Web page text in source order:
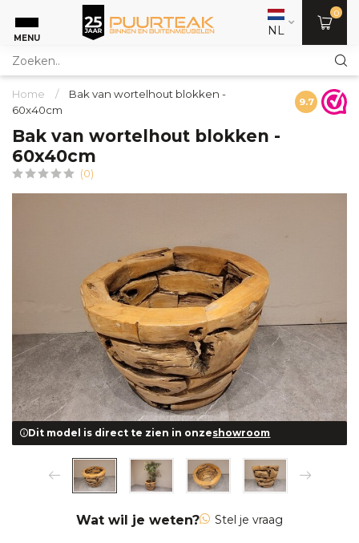
MENU NL
0
Home /
Bak van wortelhout blokken -
60x40cm
9.7
Bak van wortelhout blokken -
60x40cm
(0)
Dit model is direct te zien in onzeshowroom
Wat wil je weten? Stel je vraag